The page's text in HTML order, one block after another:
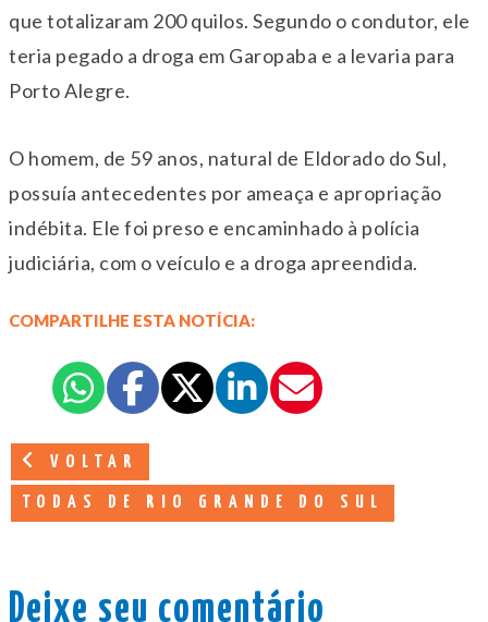
que totalizaram 200 quilos. Segundo o condutor, ele
teria pegado a droga em Garopaba e a levaria para
Porto Alegre.
O homem, de 59 anos, natural de Eldorado do Sul,
possuía antecedentes por ameaça e apropriação
indébita. Ele foi preso e encaminhado à polícia
judiciária, com o veículo e a droga apreendida.
COMPARTILHE ESTA NOTÍCIA:
VOLTAR
TODAS DE RIO GRANDE DO SUL
Deixe seu comentário